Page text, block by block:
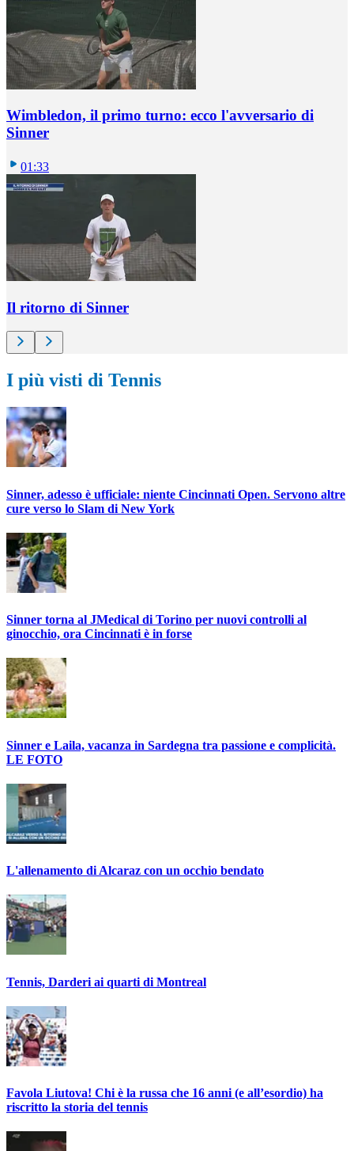
Wimbledon, il primo turno: ecco l'avversario di
Sinner
01:33
Il ritorno di Sinner
I più visti di Tennis
Sinner, adesso è ufficiale: niente Cincinnati Open. Servono altre
cure verso lo Slam di New York
Sinner torna al JMedical di Torino per nuovi controlli al
ginocchio, ora Cincinnati è in forse
Sinner e Laila, vacanza in Sardegna tra passione e complicità.
LE FOTO
L'allenamento di Alcaraz con un occhio bendato
Tennis, Darderi ai quarti di Montreal
Favola Liutova! Chi è la russa che 16 anni (e all’esordio) ha
riscritto la storia del tennis